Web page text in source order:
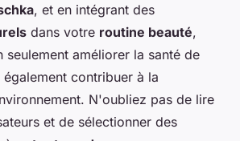
, et en intégrant des
dans votre routine beauté,
seulement améliorer la santé de
contribuer à la
N'oubliez pas de lire
et de sélectionner des